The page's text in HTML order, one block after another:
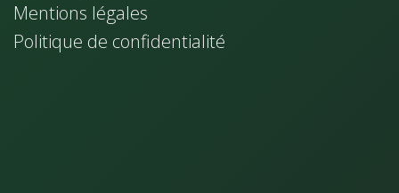
Mentions légales
Politique de confidentialité